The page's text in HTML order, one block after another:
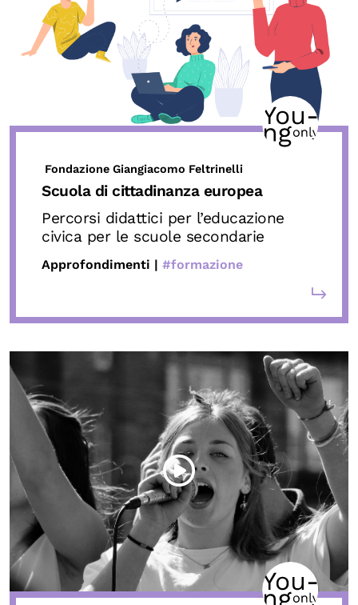
Fondazione Giangiacomo Feltrinelli
Scuola di cittadinanza europea
Percorsi didattici per l’educazione
civica per le scuole secondarie
Approfondimenti | #formazione